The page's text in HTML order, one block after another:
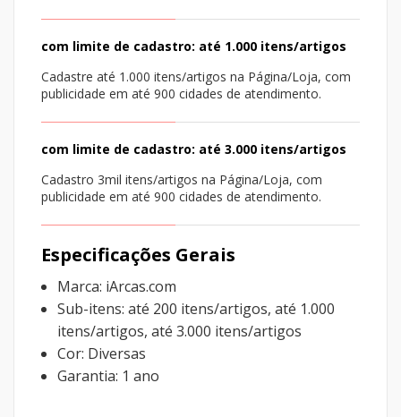
com limite de cadastro: até 1.000 itens/artigos
Cadastre até 1.000 itens/artigos na Página/Loja, com
publicidade em até 900 cidades de atendimento.
com limite de cadastro: até 3.000 itens/artigos
Cadastro 3mil itens/artigos na Página/Loja, com
publicidade em até 900 cidades de atendimento.
Especificações Gerais
Marca: iArcas.com
Sub-itens: até 200 itens/artigos, até 1.000
itens/artigos, até 3.000 itens/artigos
Cor: Diversas
Garantia: 1 ano